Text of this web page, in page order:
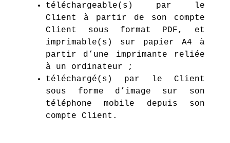
téléchargeable(s) par le
Client à partir de son compte
Client sous format PDF, et
imprimable(s) sur papier A4 à
partir d’une imprimante reliée
à un ordinateur ;
téléchargé(s) par le Client
sous forme d’image sur son
téléphone mobile depuis son
compte Client.